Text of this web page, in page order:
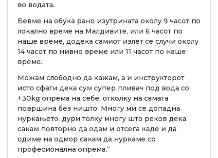
во водата.
Бевме на обука рано изутрината околу 9 часот по
локално време на Малдивите, или 6 часот по
наше време, додека самиот излет се случи околу
14 часот по нивно време или 11 часот по наше
време.
Можам слободно да кажам, а и инструкторот
исто сфати дека сум супер пливач под вода со
+30kg опрема на себе, отколку на самата
површина без ништо. Многу ми се допадна
нуркањето, дури толку многу што реков дека
сакам повторно да одам и отсега каде и да
одиме на одмор сакам да нуркаме со
професионална опрема.“